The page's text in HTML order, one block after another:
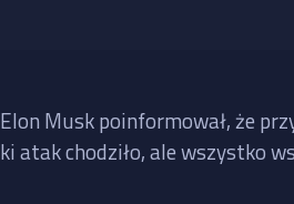
Musk poinformował, że
chodziło, ale wszystko